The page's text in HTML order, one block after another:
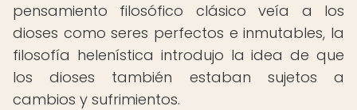
pensamiento filosófico clásico veía a los
dioses como seres perfectos e inmutables, la
filosofía helenística introdujo la idea de que
los dioses también estaban sujetos a
cambios y sufrimientos.